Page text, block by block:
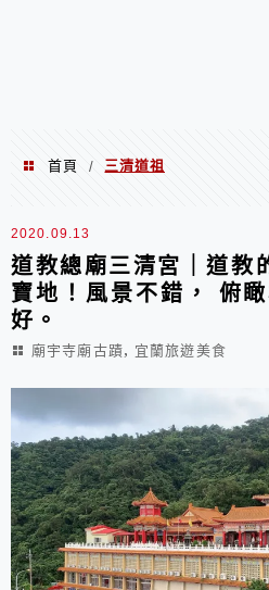
首頁 / 三清道祖
三清道祖
2020.09.13
道教總廟三清宮｜道教
寶地！風景不錯， 俯
好。
廟宇寺廟古蹟, 宜蘭旅遊美食